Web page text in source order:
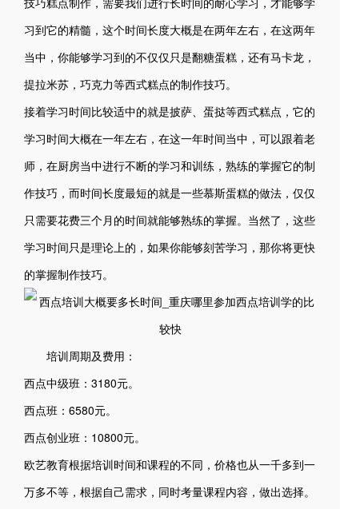
习到它的精髓，这个时间长度大概是在两年左右，在这两年
当中，你能够学习到的不仅仅只是翻糖蛋糕，还有马卡龙，
提拉米苏，巧克力等西式糕点的制作技巧。
接着学习时间比较适中的就是披萨、蛋挞等西式糕点，它的
学习时间大概在一年左右，在这一年时间当中，可以跟着老
师，在厨房当中进行不断的学习和训练，熟练的掌握它的制
作技巧，而时间长度最短的就是一些慕斯蛋糕的做法，仅仅
只需要花费三个月的时间就能够熟练的掌握。当然了，这些
学习时间只是理论上的，如果你能够刻苦学习，那你将更快
的掌握制作技巧。
培训周期及费用：
西点中级班：3180元。
西点班：6580元。
西点创业班：10800元。
欧艺教育根据培训时间和课程的不同，价格也从一千多到一
万多不等，根据自己需求，同时考量课程内容，做出选择。